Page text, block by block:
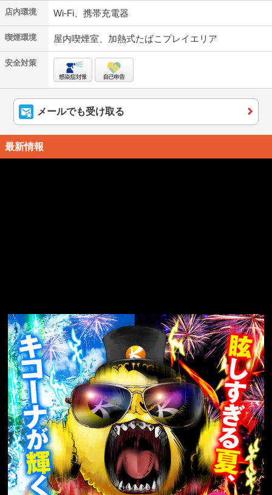
店内環境 Wi-Fi、携帯充電器
喫煙環境 屋内喫煙室、加熱式たばこプレイエリア
安全対策
メールでも受け取る
最新情報